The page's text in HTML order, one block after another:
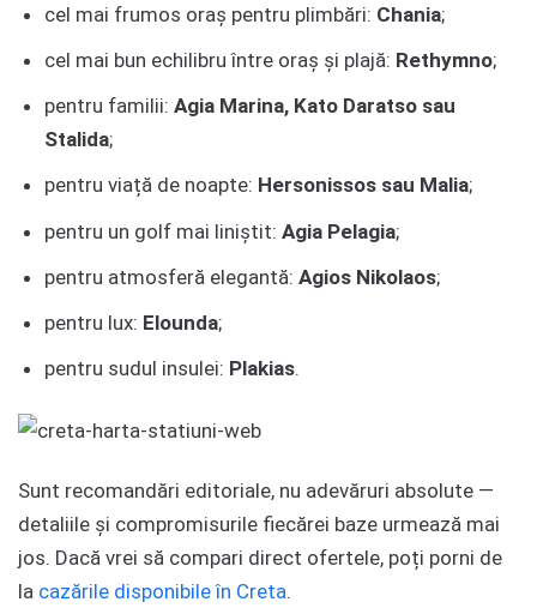
cel mai frumos oraș pentru plimbări: Chania;
cel mai bun echilibru între oraș și plajă: Rethymno;
pentru familii:Agia Marina, Kato Daratso sau
Stalida;
pentru viață de noapte: Hersonissos sau Malia;
pentru un golf mai liniștit:Agia Pelagia;
pentru atmosferă elegantă:Agios Nikolaos;
pentru lux: Elounda;
pentru sudul insulei: Plakias.
Sunt recomandări editoriale, nu adevăruri absolute —
detaliile și compromisurile fiecărei baze urmează mai
jos. Dacă vrei să compari direct ofertele, poți porni de
la cazările disponibile în Creta.